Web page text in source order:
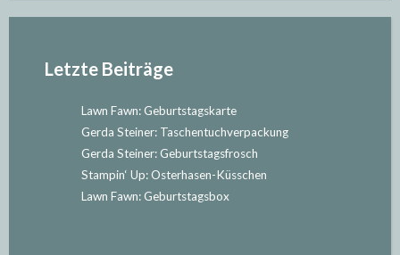
Letzte Beiträge
Lawn Fawn: Geburtstagskarte
Gerda Steiner: Taschentuchverpackung
Gerda Steiner: Geburtstagsfrosch
Stampin‘ Up: Osterhasen-Küsschen
Lawn Fawn: Geburtstagsbox